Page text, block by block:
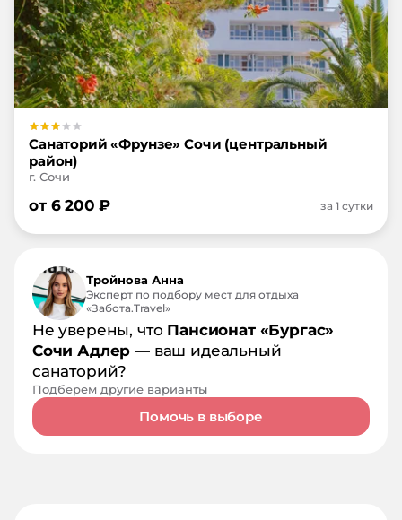
Санаторий «Фрунзе» Сочи (центральный
район)
г. Сочи
от 6 200 ₽ за 1 сутки
Тройнова Анна
Эксперт по подбору мест для отдыха
«Забота.Travel»
Не уверены, что Пансионат «Бургас»
Сочи Адлер — ваш идеальный
санаторий?
Подберем другие варианты
Помочь в выборе